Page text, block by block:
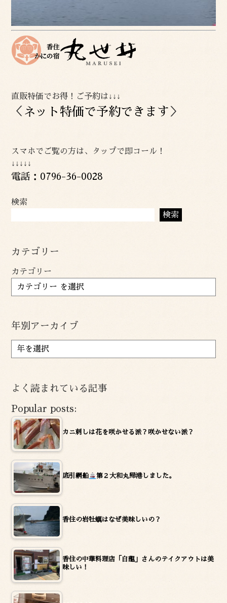
直販特価でお得！ご予約は↓↓↓
＜ ネット特価で予約できます ＞
スマホでご覧の方は、タップで即コール！
↓↓↓↓↓
電話：0796-36-0028
検索
検索
カテゴリー
カテゴリー
年別アーカイブ
ア
ー
ブ
よく読まれている記事
Popular posts:
カニ刺しは花を咲かせる派？咲かせない派？
底引網船 第２大和丸帰港しました。
香住の岩牡蠣はなぜ美味しいの？
香住の中華料理店「白龍」さんのテイクアウトは美
味しい！